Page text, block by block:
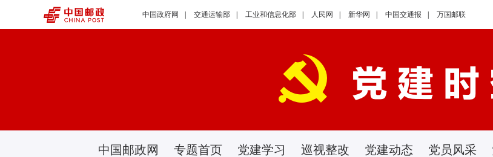
中国政府网 交通运输部 工业和信息化部 人民网 新华网 中国交通报 万国邮联
中国邮政网 专题首页 党建学习 巡视整改 党建动态 党员风采